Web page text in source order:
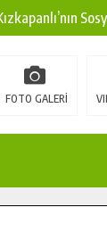
Modern
Başarı:
FOTO GALERİ